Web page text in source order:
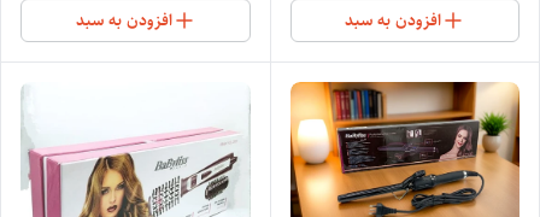
افزودن به سبد افزودن به سبد